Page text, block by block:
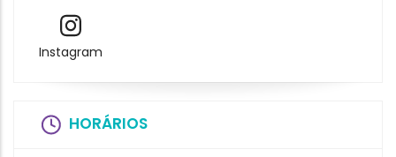
Instagram
HORÁRIOS